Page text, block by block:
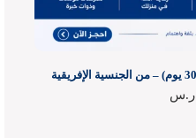
ر.س